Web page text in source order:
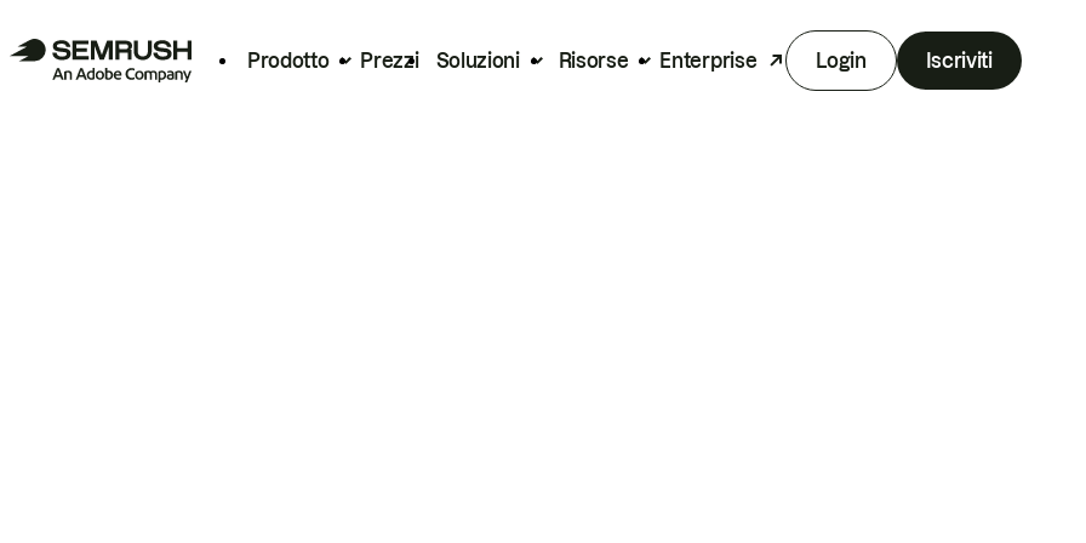
Prodotto Prezzi Soluzioni Risorse Enterprise Login Iscriviti